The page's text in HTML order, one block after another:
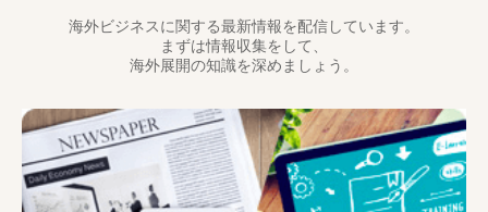
海外ビジネスに関する最新情報を配信しています。
まずは情報収集をして、
海外展開の知識を深めましょう。